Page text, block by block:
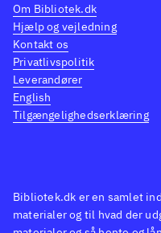
Bibliotek.dk er en samlet
materialer og til hvad der
Om Bibliotek.dk
Hjælp og vejledning
Kontakt os
Privatlivspolitik
Leverandører
English
Tilgængelighedserklæring